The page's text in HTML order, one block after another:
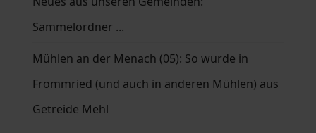
Sammelordner ...
Mühlen an der Menach (05): So wurde in
Frommried (und auch in anderen Mühlen) aus
Getreide Mehl